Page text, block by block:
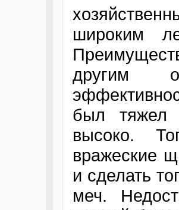
широким
другим
был тяжел
высоко.
вражеские
и сделать
меч.